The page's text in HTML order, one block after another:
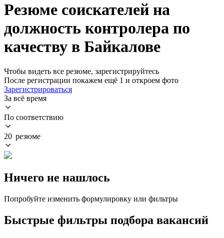
Резюме соискателей на
должность контролера по
качеству в Байкалове
Чтобы видеть все резюме, зарегистрируйтесь
После регистрации покажем ещё 1 и откроем фото
Зарегистрироваться
За всё время
По соответствию
20 резюме
Ничего не нашлось
Попробуйте изменить формулировку или фильтры
Быстрые фильтры подбора вакансий